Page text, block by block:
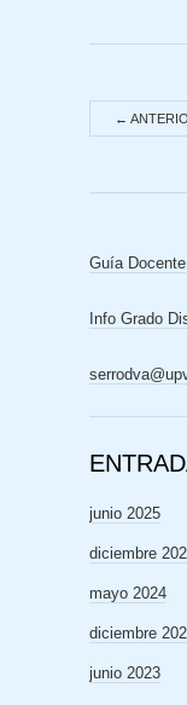
←
Guía Docente
Info Grado
junio 2025
diciembre
mayo 2024
diciembre
junio 2023